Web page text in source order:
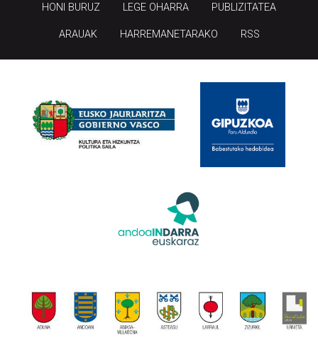
HONI BURUZ LEGE OHARRA PUBLIZITATEA
ARAUAK HARREMANETARAKO RSS